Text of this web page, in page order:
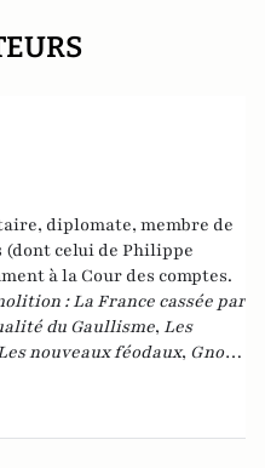
diplomate, membre de
celui de Philippe
à la Cour des comptes.
: La France cassée par
du Gaullisme, Les
nouveaux féodaux, Gnose